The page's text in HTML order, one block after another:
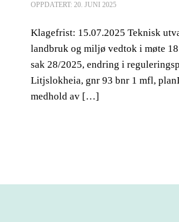
OPPDATERT: 20. JUNI 2025
Klagefrist: 15.07.2025 Teknisk
landbruk og miljø vedtok i møte
sak 28/2025, endring i
Litjslokheia, gnr 93 bnr 1 mfl,
medhold av […]